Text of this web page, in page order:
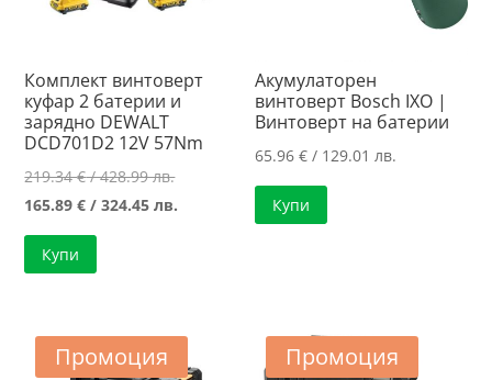
Комплект винтоверт
куфар 2 батерии и
зарядно DEWALT
DCD701D2 12V 57Nm
219.34€/ 428.99 лв.Original
price
165.89€ / 324.45 лв.
Купи
Акумулаторен
винтоверт Bosch IXO |
Винтоверт на батерии
65.96€ / 129.01 лв.
Купи
Промоция Промоция